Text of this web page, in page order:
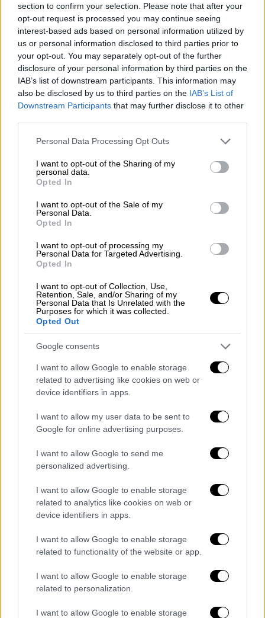
section to confirm your selection. Please note that after your
opt-out request is processed you may continue seeing
interest-based ads based on personal information utilized by
us or personal information disclosed to third parties prior to
your opt-out. You may separately opt-out of the further
disclosure of your personal information by third parties on the
IAB’s list of downstream participants. This information may
also be disclosed by us to third parties on the IAB’s List of
Downstream Participants that may further disclose it to other
Please note that this website/app uses one or more Google
not limited to your visit or usage behaviour. You may click to
grant or deny consent to Google and its third-party tags to
use your data for below specified purposes in below Google
consent section.
Personal Data Processing Opt Outs
I want to opt-out of the Sharing of my
personal data.
Opted In
I want to opt-out of the Sale of my
Personal Data.
Opted In
I want to opt-out of processing my
Personal Data for Targeted Advertising.
Opted In
I want to opt-out of Collection, Use,
Retention, Sale, and/or Sharing of my
Personal Data that Is Unrelated with the
Purposes for which it was collected.
Opted Out
Google consents
I want to allow Google to enable storage
related to advertising like cookies on web or
device identifiers in apps.
I want to allow my user data to be sent to
Google for online advertising purposes.
I want to allow Google to send me
personalized advertising.
I want to allow Google to enable storage
related to analytics like cookies on web or
device identifiers in apps.
I want to allow Google to enable storage
related to functionality of the website or app.
I want to allow Google to enable storage
related to personalization.
I want to allow Google to enable storage
Πολιτική|12.06.2026 11:29
Μητσοτάκης: Έναν μεγάλο φράχτη για
την παράτυπη μετανάστευση και μια
«Η Ευρώπη δεν αναγνώρισε εγκαίρως το
πρόβλημα του μεταναστευτικού» εκτίμησε ο
Κυριάκος Μητσοτάκης σε συνέντευξή του -
Τι είπε για τα ελληνοτουρκικά
Πολιτική 08.06.2026 15:09
Πλεύρης: Κοντά σε συμφωνία για τα
«return hubs» μεταναστών στην Αφρική
Θάνος Πλεύρης στην Επιτροπή της Βουλής